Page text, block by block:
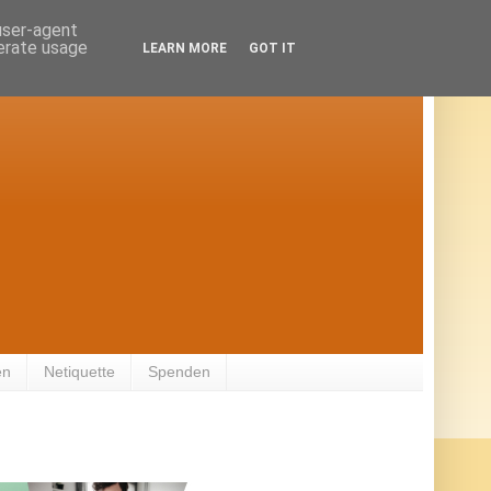
Netiquette Spenden
agent
usage
LEARN MORE GOT IT